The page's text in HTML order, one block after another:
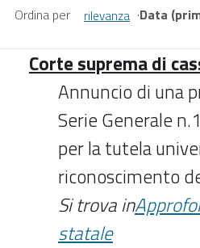
Ordina per rilevanza ·Data
Corte suprema di
Annuncio di una
Serie Generale
per la tutela
riconoscimento
Si trova in
statale